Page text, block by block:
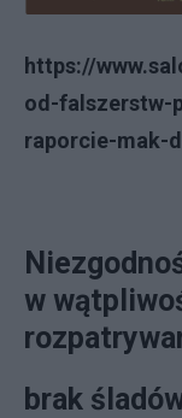
https://
od-falszerstw-
raporcie-mak-
w
brak